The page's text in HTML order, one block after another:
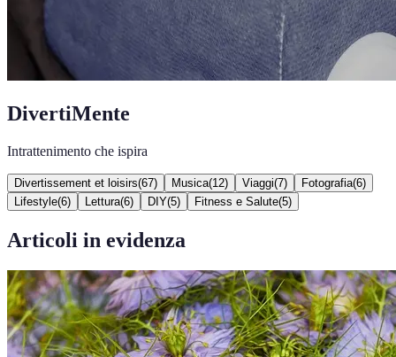
DivertiMente
Intrattenimento che ispira
Divertissement et loisirs(67) Musica(12) Viaggi(7) Fotografia(6)
Lifestyle(6) Lettura(6) DIY(5) Fitness e Salute(5)
Articoli in evidenza